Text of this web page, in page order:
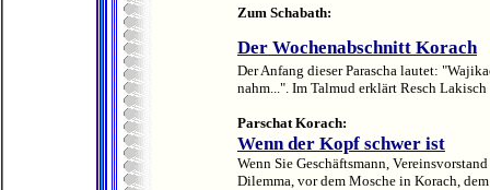
Zum Schabath:
Der Wochenabschnitt Korach
Der Anfang dieser Parascha lautet:
nahm...". Im Talmud erklärt Resch
Parschat Korach:
Wenn der Kopf schwer ist
Wenn Sie Geschäftsmann,
Dilemma, vor dem Mosche in Korach,